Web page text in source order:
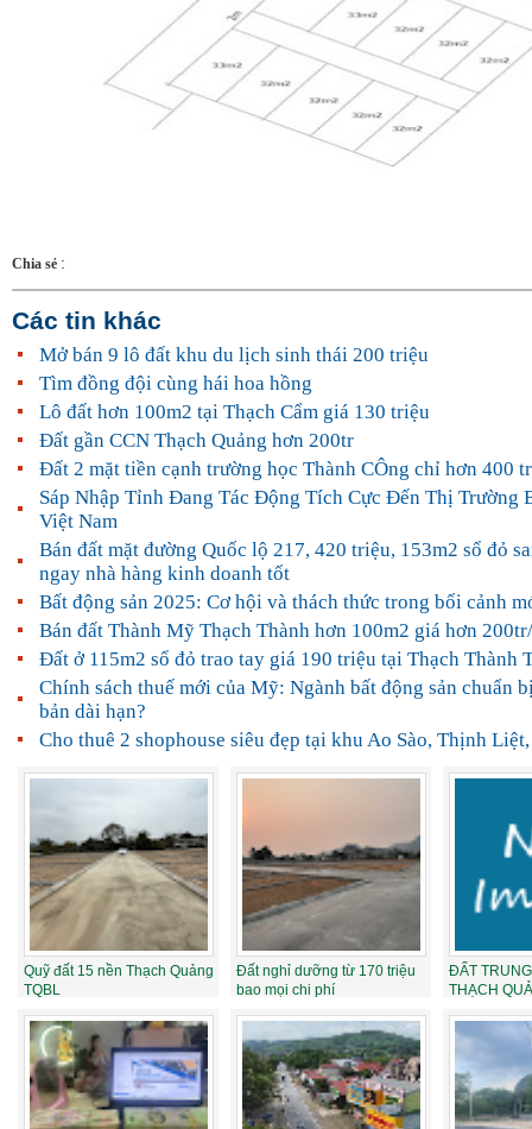
Chia sẻ :
Các tin khác
Mở bán 9 lô đất khu du lịch sinh thái 200 triệu
Tìm đồng đội cùng hái hoa hồng
Lô đất hơn 100m2 tại Thạch Cẩm giá 130 triệu
Đất gần CCN Thạch Quảng hơn 200tr
Đất 2 mặt tiền cạnh trường học Thành CÔng chỉ hơn 400
Sáp Nhập Tỉnh Đang Tác Động Tích Cực Đến Thị Trường
Việt Nam
Bán đất mặt đường Quốc lộ 217, 420 triệu, 153m2 sổ đỏ
ngay nhà hàng kinh doanh tốt
Bất động sản 2025: Cơ hội và thách thức trong bối cảnh
Bán đất Thành Mỹ Thạch Thành hơn 100m2 giá hơn
Đất ở 115m2 sổ đỏ trao tay giá 190 triệu tại Thạch Thành
Chính sách thuế mới của Mỹ: Ngành bất động sản chuẩn
bản dài hạn?
Cho thuê 2 shophouse siêu đẹp tại khu Ao Sào, Thịnh
Quỹ đất 15 nền Thạch Quảng
TQBL
Đất nghỉ dưỡng từ 170 triệu
bao mọi chi phí
ĐẤT
THẠCH